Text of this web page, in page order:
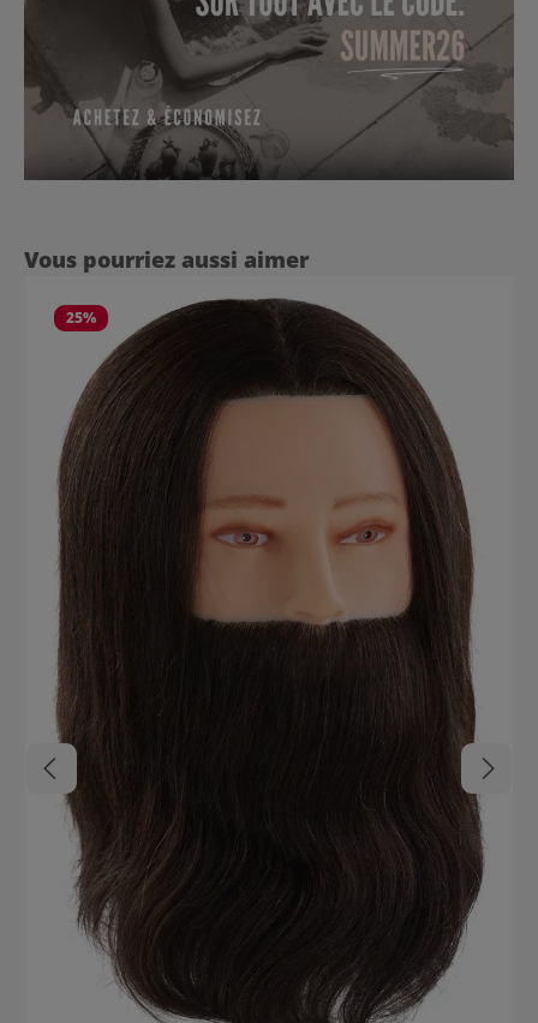
Ignorer la galerie de produits
Vous pourriez aussi aimer
25%